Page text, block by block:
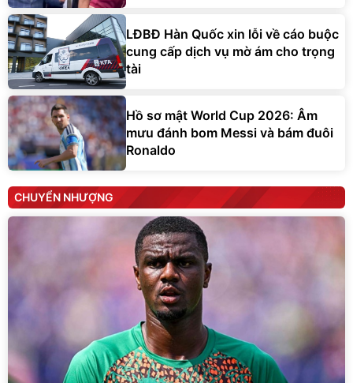
LĐBĐ Hàn Quốc xin lỗi về cáo buộc
cung cấp dịch vụ mờ ám cho trọng
tài
Hồ sơ mật World Cup 2026: Âm
mưu đánh bom Messi và bám đuôi
Ronaldo
CHUYỂN NHƯỢNG